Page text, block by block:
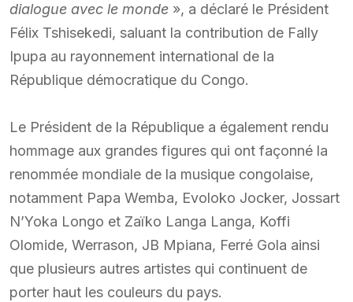
dialogue avec le monde », a déclaré le Président
Félix Tshisekedi, saluant la contribution de Fally
Ipupa au rayonnement international de la
République démocratique du Congo.
Le Président de la République a également rendu
hommage aux grandes figures qui ont façonné la
renommée mondiale de la musique congolaise,
notamment Papa Wemba, Evoloko Jocker, Jossart
N’Yoka Longo et Zaïko Langa Langa, Koffi
Olomide, Werrason, JB Mpiana, Ferré Gola ainsi
que plusieurs autres artistes qui continuent de
porter haut les couleurs du pays.